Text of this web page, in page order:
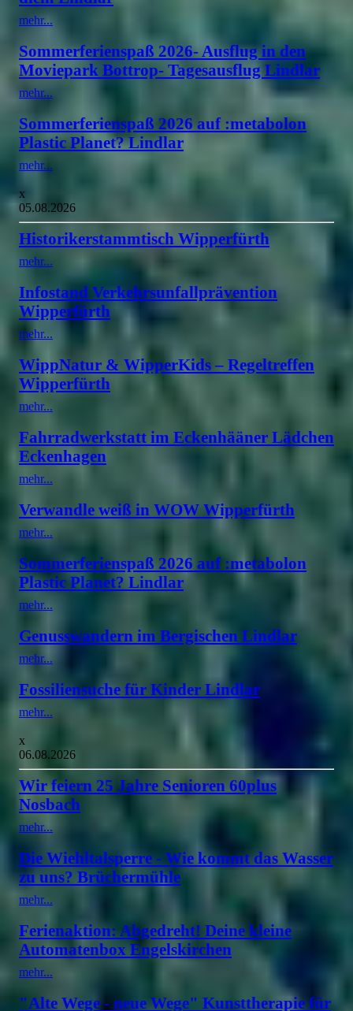
mehr...
Sommerferienspaß 2026- Ausflug in den
Moviepark Bottrop- Tagesausflug Lindlar
mehr...
Sommerferienspaß 2026 auf :metabolon
Plastic Planet? Lindlar
mehr...
x
05.08.2026
Historikerstammtisch Wipperfürth
mehr...
Infostand Verkehrsunfallprävention
Wipperfürth
mehr...
WippNatur & WipperKids – Regeltreffen
Wipperfürth
mehr...
Fahrradwerkstatt im Eckenhääner Lädchen
Eckenhagen
mehr...
Verwandle weiß in WOW Wipperfürth
mehr...
Sommerferienspaß 2026 auf :metabolon
Plastic Planet? Lindlar
mehr...
Genusswandern im Bergischen Lindlar
mehr...
Fossiliensuche für Kinder Lindlar
mehr...
x
06.08.2026
Wir feiern 25 Jahre Senioren 60plus
Nosbach
mehr...
Die Wiehltalsperre - Wie kommt das Wasser
zu uns? Brüchermühle
mehr...
Ferienaktion: Abgedreht! Deine kleine
Automatenbox Engelskirchen
mehr...
"Alte Wege - neue Wege" Kunsttherapie für